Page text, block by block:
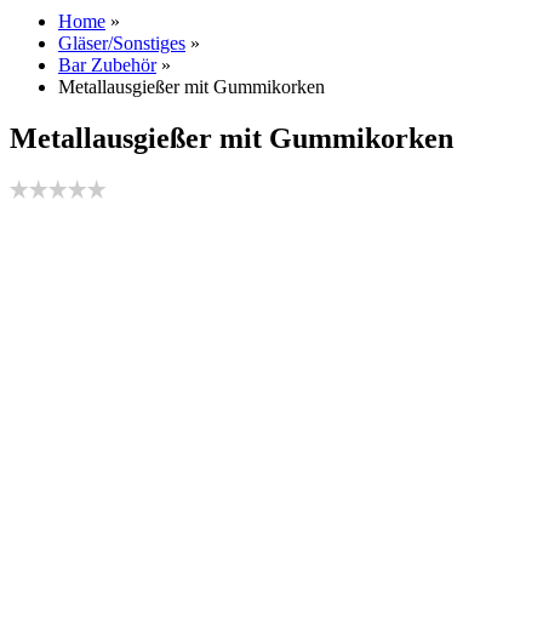
Home »
Gläser/Sonstiges »
Bar Zubehör »
Metallausgießer mit Gummikorken
Metallausgießer mit Gummikorken